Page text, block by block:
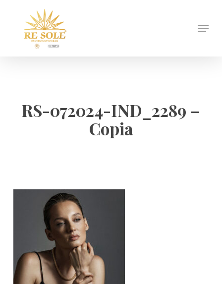
Menu
RS-072024-IND_2289 –
Copia
Close